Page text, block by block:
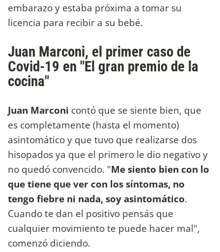
embarazo y estaba próxima a tomar su
licencia para recibir a su bebé.
Juan Marconi, el primer caso de
Covid-19 en "El gran premio de la
cocina"
Juan Marconi contó que se siente bien, que
es completamente (hasta el momento)
asintomático y que tuvo que realizarse dos
hisopados ya que el primero le dio negativo y
no quedó convencido. "Me siento bien con lo
que tiene que ver con los síntomas, no
tengo fiebre ni nada, soy asintomático.
Cuando te dan el positivo pensás que
cualquier movimiento te puede hacer mal",
comenzó diciendo.